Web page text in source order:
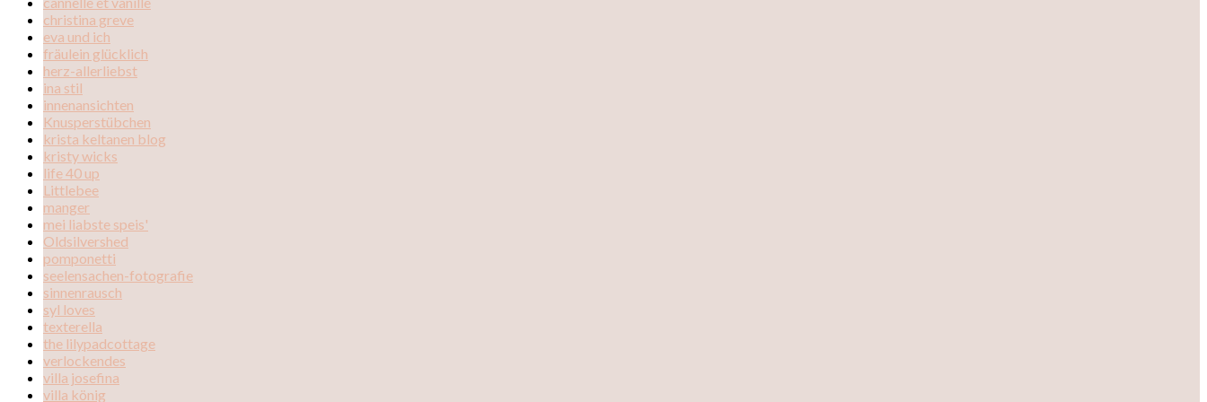
christina greve
eva und ich
fräulein glücklich
herz-allerliebst
ina stil
innenansichten
Knusperstübchen
krista keltanen blog
kristy wicks
life 40 up
Littlebee
manger
mei liabste speis'
Oldsilvershed
pomponetti
seelensachen-fotografie
sinnenrausch
syl loves
texterella
the lilypadcottage
verlockendes
villa josefina
villa könig